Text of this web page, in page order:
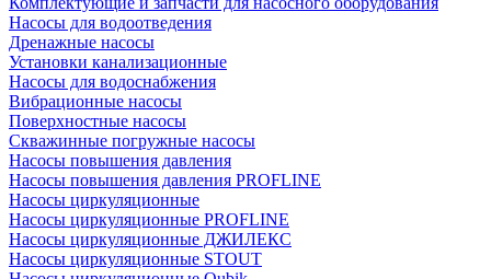
Насосы для водоотведения
Дренажные насосы
Установки канализационные
Насосы для водоснабжения
Вибрационные насосы
Поверхностные насосы
Скважинные погружные насосы
Насосы повышения давления
Насосы повышения давления PROFLINE
Насосы циркуляционные
Насосы циркуляционные PROFLINE
Насосы циркуляционные ДЖИЛЕКС
Насосы циркуляционные STOUT